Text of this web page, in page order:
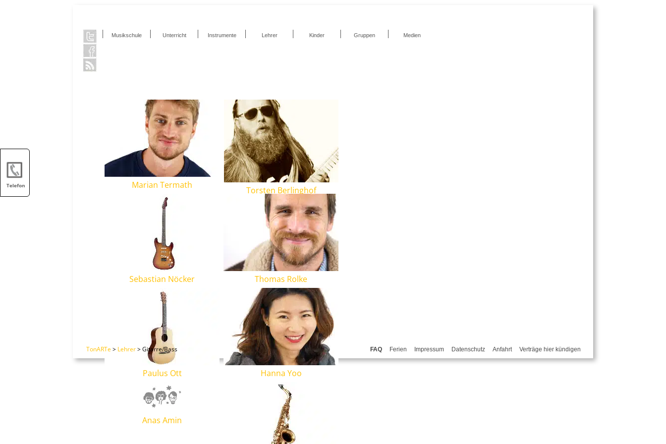
Telefon
Musikschule Unterricht Instrumente Lehrer Kinder Gruppen Medien
Marian Termath Torsten Berlinghof
Sebastian Nöcker Thomas Rolke
Paulus Ott Hanna Yoo
Anas Amin
FAQ Ferien Impressum Datenschutz Anfahrt Verträge hier kündigen
TonARTe> Lehrer>Gitarre/Bass